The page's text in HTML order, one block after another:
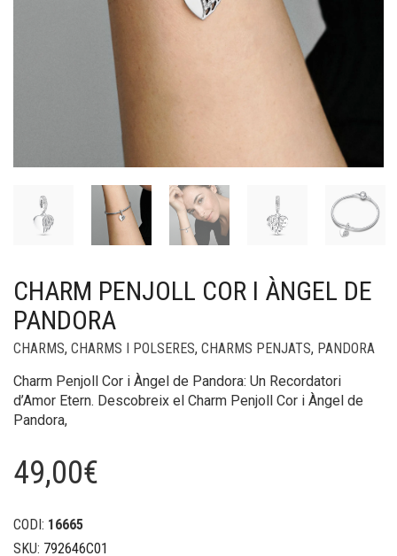
CHARM PENJOLL COR I ÀNGEL DE
PANDORA
CHARMS, CHARMS I POLSERES, CHARMS PENJATS, PANDORA
Charm Penjoll Cor i Àngel de Pandora: Un Recordatori
d’Amor Etern. Descobreix el Charm Penjoll Cor i Àngel de
Pandora,
49,00€
CODI: 16665
SKU: 792646C01